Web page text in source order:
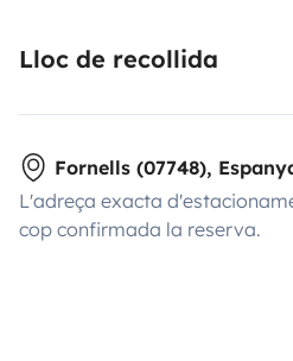
Lloc de recollida
Fornells (07748),
L'adreça exacta
cop confirmada la reserva.